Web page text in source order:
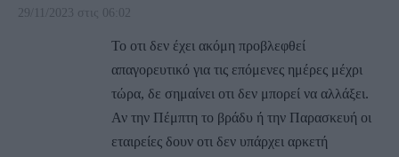
29/11/2023 στις 06:02
Το οτι δεν έχει ακόμη προβλεφθεί
απαγορευτικό για τις επόμενες ημέρες μέχρι
τώρα, δε σημαίνει οτι δεν μπορεί να αλλάξει.
Αν την Πέμπτη το βράδυ ή την Παρασκευή οι
εταιρείες δουν οτι δεν υπάρχει αρκετή